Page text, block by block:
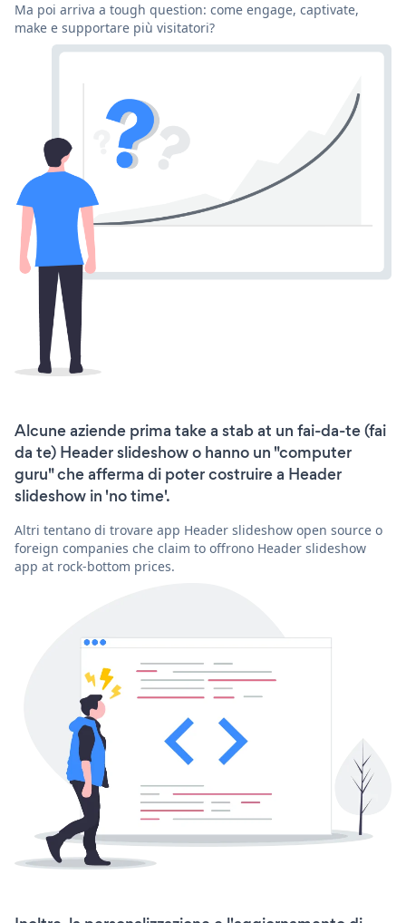
Ma poi arriva a tough question: come engage, captivate,
make e supportare più visitatori?
Alcune aziende prima take a stab at un fai-da-te (fai
da te) Header slideshow o hanno un "computer
guru" che afferma di poter costruire a Header
slideshow in 'no time'.
Altri tentano di trovare app Header slideshow open source o
foreign companies che claim to offrono Header slideshow
app at rock-bottom prices.